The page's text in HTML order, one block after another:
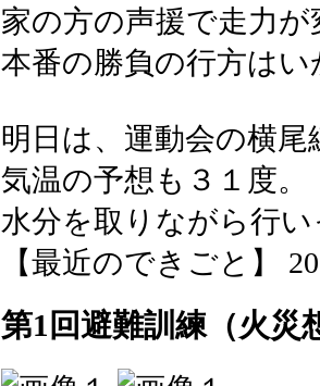
家の方の声援で走力
本番の勝負の行方はい
明日は、運動会の横
気温の予想も３１度。
水分を取りながら行
【最近のできごと】
第1回避難訓練（火災